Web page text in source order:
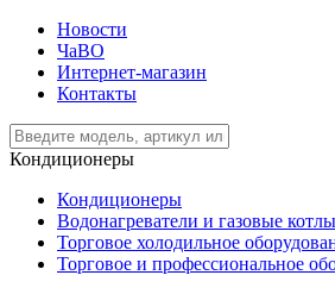
Новости
ЧаВО
Интернет-магазин
Контакты
Кондиционеры
Кондиционеры
Водонагреватели и газовые котлы
Торговое холодильное
Торговое и профессиональное